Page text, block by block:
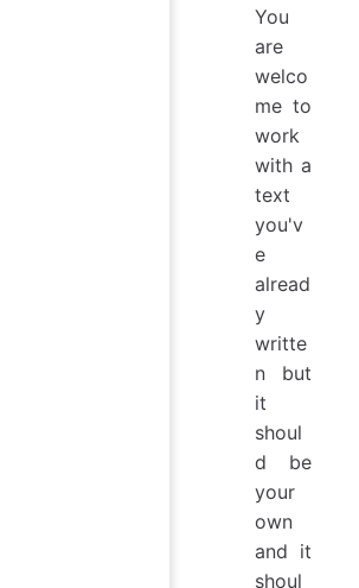
You
are
welco
me to
work
with a
text
you'v
e
alread
y
writte
n but
it
shoul
d be
your
own
and it
shoul